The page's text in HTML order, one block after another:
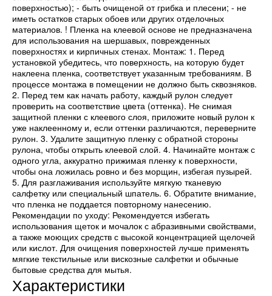
поверхностью); - быть очищеной от грибка и плесени; - не
иметь остатков старых обоев или других отделочных
материалов. ! Пленка на клеевой основе не предназначена
для использования на шершавых, поврежденных
поверхностях и кирпичных стенах. Монтаж: 1. Перед
установкой убедитесь, что поверхность, на которую будет
наклеена пленка, соответствует указанным требованиям. В
процессе монтажа в помещении не должно быть сквозняков.
2. Перед тем как начать работу, каждый рулон следует
проверить на соответствие цвета (оттенка). Не снимая
защитной пленки с клеевого слоя, приложите новый рулон к
уже наклеенному и, если оттенки различаются, переверните
рулон. 3. Удалите защитную пленку с обратной стороны
рулона, чтобы открыть клеевой слой. 4. Начинайте монтаж с
одного угла, аккуратно прижимая пленку к поверхности,
чтобы она ложилась ровно и без морщин, избегая пузырей.
5. Для разглаживания используйте мягкую тканевую
салфетку или специальный шпатель. 6. Обратите внимание,
что пленка не поддается повторному нанесению.
Рекомендации по уходу: Рекомендуется избегать
использования щеток и мочалок с абразивными свойствами,
а также моющих средств с высокой концентрацией щелочей
или кислот. Для очищения поверхностей лучше применять
мягкие текстильные или вискозные салфетки и обычные
бытовые средства для мытья.
Характеристики